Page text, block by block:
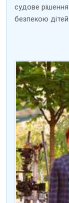
судове рішення
безпекою дітей.